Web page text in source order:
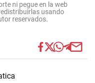
ni pegue en la web
usando
reservados.